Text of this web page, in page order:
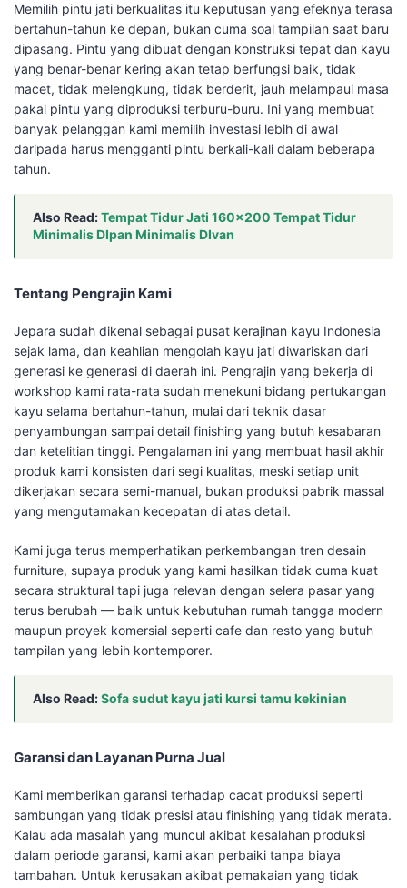
Memilih pintu jati berkualitas itu keputusan yang efeknya terasa
bertahun-tahun ke depan, bukan cuma soal tampilan saat baru
dipasang. Pintu yang dibuat dengan konstruksi tepat dan kayu
yang benar-benar kering akan tetap berfungsi baik, tidak
macet, tidak melengkung, tidak berderit, jauh melampaui masa
pakai pintu yang diproduksi terburu-buru. Ini yang membuat
banyak pelanggan kami memilih investasi lebih di awal
daripada harus mengganti pintu berkali-kali dalam beberapa
tahun.
Also Read:Tempat Tidur Jati 160×200 Tempat Tidur
Minimalis DIpan Minimalis DIvan
Tentang Pengrajin Kami
Jepara sudah dikenal sebagai pusat kerajinan kayu Indonesia
sejak lama, dan keahlian mengolah kayu jati diwariskan dari
generasi ke generasi di daerah ini. Pengrajin yang bekerja di
workshop kami rata-rata sudah menekuni bidang pertukangan
kayu selama bertahun-tahun, mulai dari teknik dasar
penyambungan sampai detail finishing yang butuh kesabaran
dan ketelitian tinggi. Pengalaman ini yang membuat hasil akhir
produk kami konsisten dari segi kualitas, meski setiap unit
dikerjakan secara semi-manual, bukan produksi pabrik massal
yang mengutamakan kecepatan di atas detail.
Kami juga terus memperhatikan perkembangan tren desain
furniture, supaya produk yang kami hasilkan tidak cuma kuat
secara struktural tapi juga relevan dengan selera pasar yang
terus berubah — baik untuk kebutuhan rumah tangga modern
maupun proyek komersial seperti cafe dan resto yang butuh
tampilan yang lebih kontemporer.
Also Read:Sofa sudut kayu jati kursi tamu kekinian
Garansi dan Layanan Purna Jual
Kami memberikan garansi terhadap cacat produksi seperti
sambungan yang tidak presisi atau finishing yang tidak merata.
Kalau ada masalah yang muncul akibat kesalahan produksi
dalam periode garansi, kami akan perbaiki tanpa biaya
tambahan. Untuk kerusakan akibat pemakaian yang tidak